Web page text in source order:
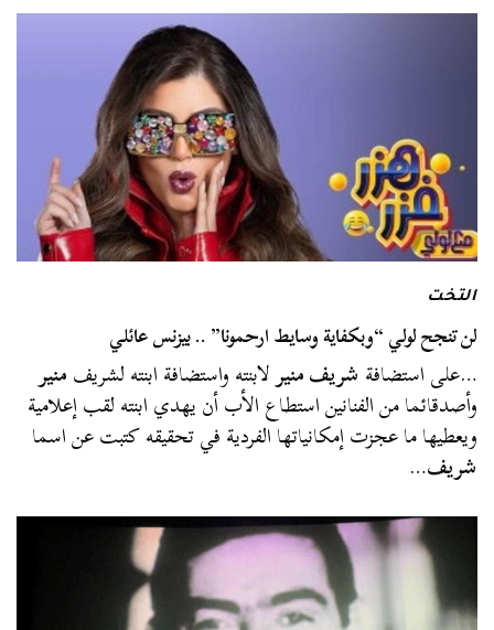
التخت
لن تنجح لولي “وبكفاية وسايط ارحمونا” .. بيزنس عائلي
…على استضافة شريف منيرلابنته واستضافة ابنته لشريفمنير
وأصدقائما من الفنانين استطاع الأب أن يهدي ابنته لقب إعلامية
ويعطيها ما عجزت إمكانياتها الفردية في تحقيقه كتبت عن اسما
شريف…